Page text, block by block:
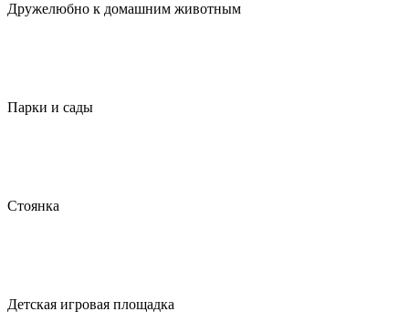
Дружелюбно к домашним животным
Парки и сады
Стоянка
Детская игровая площадка